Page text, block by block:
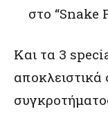
στο “Snake
Και τα 3